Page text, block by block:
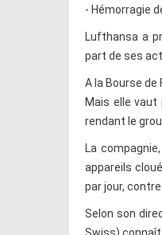
- Hémorragie
Lufthansa a
part de ses
A la Bourse
Mais elle
rendant le
La
appareils
par jour,
Selon son